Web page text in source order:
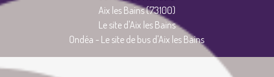
Aix les Bains (73100)
Le site d'Aix les Bains
Ondéa - Le site de bus d'Aix les Bains